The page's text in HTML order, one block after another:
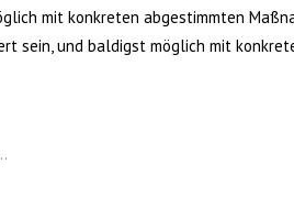
mit konkreten abgestimmten
sein, und baldigst möglich mit